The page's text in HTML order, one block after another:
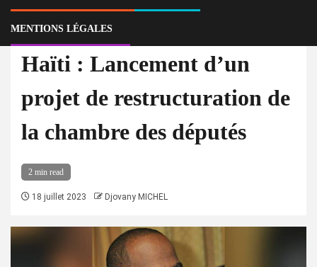
MENTIONS LÉGALES
À la Une Corruption
Haïti : Lancement d’un
projet de restructuration de
la chambre des députés
2 min read
18 juillet 2023 Djovany MICHEL